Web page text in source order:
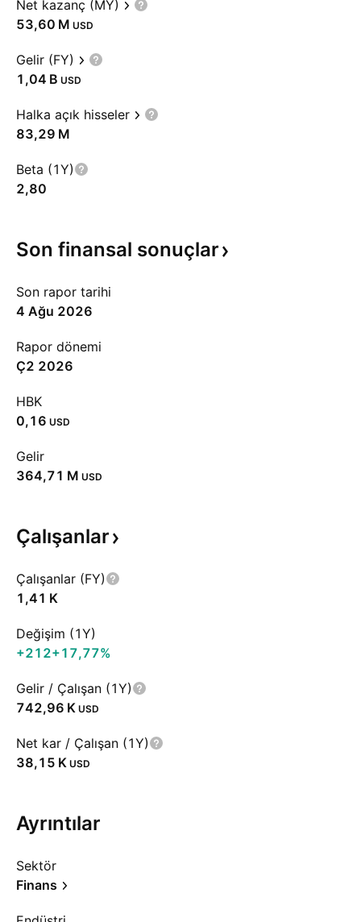
Net kazanç (MY)
‪53,60 M‬ USD
Gelir (FY)
‪1,04 B‬ USD
Halka açık hisseler
‪83,29 M‬
Beta (1Y)
2,80
Son finansal sonuçlar
Son rapor tarihi
4 Ağu 2026
Rapor dönemi
Ç2 2026
HBK
0,16 USD
Gelir
‪364,71 M‬ USD
Çalışanlar
Çalışanlar (FY)
‪1,41 K‬
Değişim (1Y)
+212+17,77%
Gelir / Çalışan (1Y)
‪742,96 K‬ USD
Net kar / Çalışan (1Y)
‪38,15 K‬ USD
Ayrıntılar
Sektör
Finans